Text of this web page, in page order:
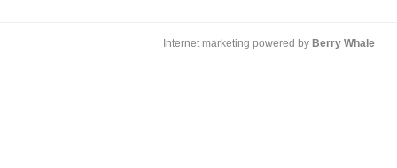
Internet marketing powered by Berry Whale